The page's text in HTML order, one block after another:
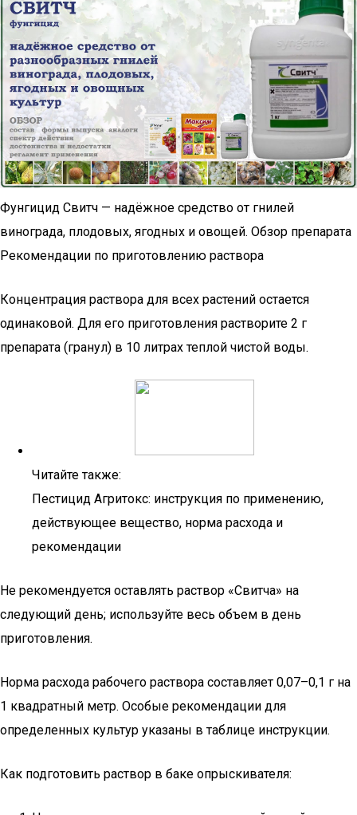
Фунгицид Свитч — надёжное средство от гнилей
винограда, плодовых, ягодных и овощей. Обзор препарата
Рекомендации по приготовлению раствора
Концентрация раствора для всех растений остается
одинаковой. Для его приготовления растворите 2 г
препарата (гранул) в 10 литрах теплой чистой воды.
Читайте также:
Пестицид Агритокс: инструкция по применению,
действующее вещество, норма расхода и
рекомендации
Не рекомендуется оставлять раствор «Свитча» на
следующий день; используйте весь объем в день
приготовления.
Норма расхода рабочего раствора составляет 0,07–0,1 г на
1 квадратный метр. Особые рекомендации для
определенных культур указаны в таблице инструкции.
Как подготовить раствор в баке опрыскивателя: